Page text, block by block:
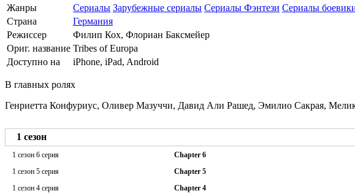
Жанры
Сериалы Зарубежные сериалы Сериалы Фэнтези Сериалы
Страна
Германия
Режиссер
Филип Кох, Флориан Баксмейер
Ориг. название Tribes of Europa
Доступно на
iPhone, iPad, Android
В главных ролях
Генриетта Конфуриус, Оливер Мазуччи, Давид Али Рашед, Эмилио Сакрая,
1 сезон
1 сезон 6 серия
Chapter 6
1 сезон 5 серия
Chapter 5
1 сезон 4 серия
Chapter 4